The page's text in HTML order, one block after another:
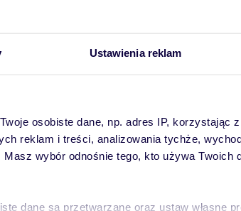
Ustawienia reklam
osobiste dane, np. adres IP, korzystając
reklam i treści, analizowania tychże,
wybór odnośnie tego, kto używa Twoich
dane są przetwarzane oraz ustaw własne